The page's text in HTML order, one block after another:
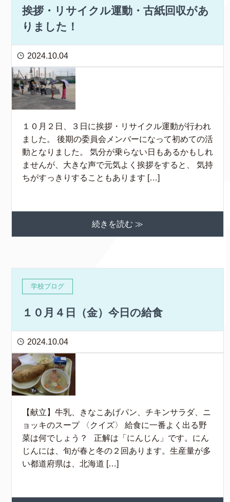
挨拶・リサイクル運動・古紙回収があ
りました！
2024.10.04
１０月２日、３日に挨拶・リサイクル運動が行われ
ました。 後期の委員会メンバーになって初めての活
動となりました。 気分が乗らない日もあるかもしれ
ませんが、大きな声で元気よく挨拶をすると、 気持
ちがすっきりすることもあります […]
続きを読む ≫
学校ブログ
１０月４日（金）今日の給食
2024.10.04
【献立】牛乳、きなこあげパン、チキンサラダ、ニ
ョッキのスープ 〈クイズ〉 給食に一番よく出る野
菜は何でしょう？ 正解は「にんじん」です。にん
じんには、旬が春と冬の２回あります。生産量が多
い都道府県は、北海道 […]